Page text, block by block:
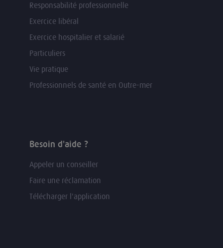
Responsabilité professionnelle
Exercice libéral
Exercice hospitalier et salarié
Particuliers
Vie pratique
Professionnels de santé en Outre-mer
Besoin d'aide ?
Appeler un conseiller
Faire une réclamation
Télécharger l'application